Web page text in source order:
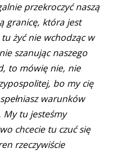
przekroczyć naszą
granicę, która jest
żyć nie wchodząc w
szanując naszego
to mówię nie, nie
bo my cię
warunków
My tu jesteśmy
chcecie tu czuć się
rzeczywiście